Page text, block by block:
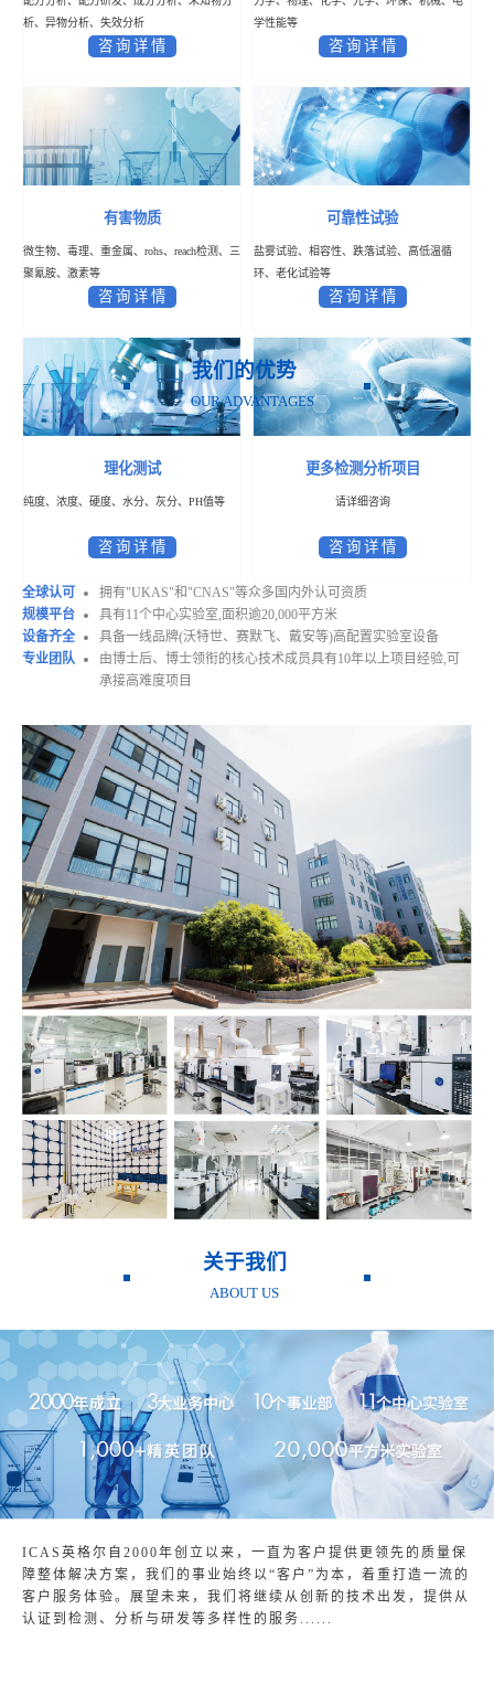
析、异物分析、失效分析
咨 询 详 情
学性能等
咨 询 详 情
有害物质
微生物、毒理、重金属、rohs、reach检测、三
聚氰胺、激素等
咨 询 详 情
可靠性试验
盐雾试验、相容性、跌落试验、高低温循
环、老化试验等
咨 询 详 情
理化测试
纯度、浓度、硬度、水分、灰分、PH值等
咨 询 详 情
更多检测分析项目
请详细咨询
咨 询 详 情
我们的优势
OUR ADVANTAGES
全球认可
拥有"UKAS"和"CNAS"等众多国内外认可资质
规模平台
具有11个中心实验室,面积逾20,000平方米
设备齐全
具备一线品牌(沃特世、赛默飞、戴安等)高配置实验室设备
专业团队
由博士后、博士领衔的核心技术成员具有10年以上项目经验,可
承接高难度项目
关于我们
ABOUT US
ICAS英格尔自2000年创立以来，一直为客户提供更领先的质量保
障整体解决方案，我们的事业始终以“客户”为本，着重打造一流的
客户服务体验。展望未来，我们将继续从创新的技术出发，提供从
认证到检测、分析与研发等多样性的服务......